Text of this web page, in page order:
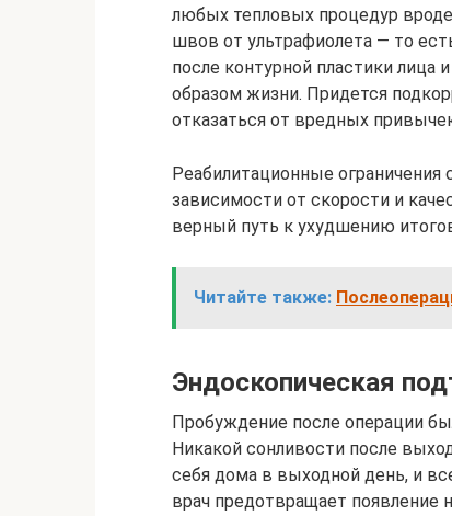
любых тепловых процедур
швов от ультрафиолета — то
после контурной пластики лица
образом жизни. Придется
отказаться от вредных
Реабилитационные ограничения
зависимости от скорости и
верный путь к ухудшению
Читайте также:
Эндоскопическая
Пробуждение после операции
Никакой сонливости после
себя дома в выходной день, и
врач предотвращает появление